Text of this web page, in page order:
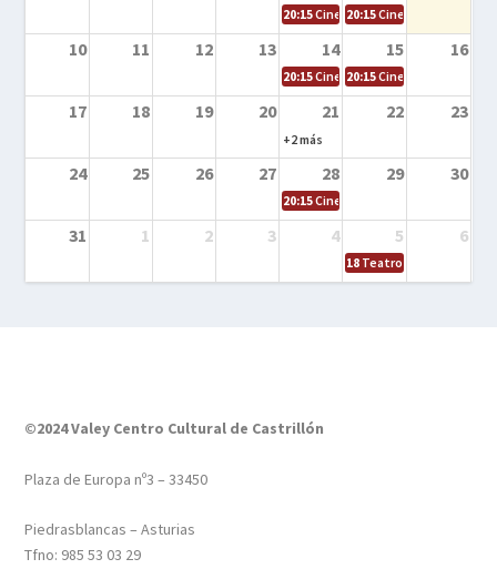
20:15Cine en la calle – El niño y la
20:15Cine en la calle –
10 11 12 13 14 15 16
20:15Cine en la calle – Tortugas
20:15Cine en la calle –
17 18 19 20 21 22 23
+2 más
24 25 26 27 28 29 30
20:15Cine en el calle – Tintín y el
31 1 2 3 4 5 6
18 Teatro – Tres
©2024 Valey Centro Cultural de Castrillón
Plaza de Europa nº3 – 33450
Piedrasblancas – Asturias
Tfno: 985 53 03 29